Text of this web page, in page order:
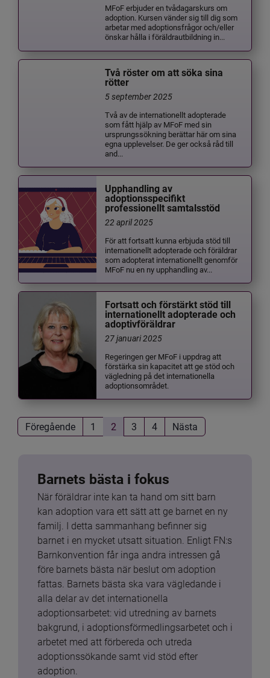
MFoF erbjuder en tvådagarskurs om
adoption. Kursen vänder sig till dig som
arbetar med adoptionsfrågor och/eller
önskar hålla i föräldrautbildning in...
Två röster om att söka sina
rötter
5 september 2025
Två av de internationellt adopterade
som fått hjälp av MFoF med sin
ursprungssökning berättar här om sina
egna upplevelser. De ger också råd till
and...
Upphandling av
adoptionsspecifikt
professionellt samtalsstöd
22 april 2025
För att fortsatt kunna erbjuda stöd till
internationellt adopterade och föräldrar
som adopterat internationellt genomför
MFoF nu en ny upphandling av...
Fortsatt och förstärkt stöd till
internationellt adopterade och
adoptivföräldrar
27 januari 2025
Regeringen ger MFoF i uppdrag att
förstärka sin kapacitet att ge stöd och
vägledning på det internationella
adoptionsområdet.
Föregående 1 2 3 4 Nästa
Barnets bästa i fokus
När föräldrar inte kan ta hand om sitt barn
kan adoption vara ett sätt att ge barnet en ny
familj. I detta sammanhang befinner sig
barnet i en mycket utsatt situation. Enligt FN:s
Barnkonvention får inga andra intressen gå
före barnets bästa när beslut om adoption
fattas. Barnets bästa ska vara vägledande i
alla delar av det internationella
adoptionsarbetet: vid utredning av barnets
bakgrund, i adoptionsförmedlingsarbetet och i
arbetet med att förbereda och utreda
adoptionssökande samt vid stöd efter
adoption.